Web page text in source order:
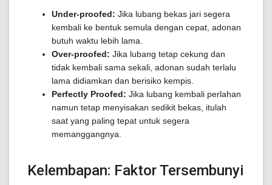
Under-proofed: Jika lubang bekas jari segera
kembali ke bentuk semula dengan cepat, adonan
butuh waktu lebih lama.
Over-proofed: Jika lubang tetap cekung dan
tidak kembali sama sekali, adonan sudah terlalu
lama didiamkan dan berisiko kempis.
Perfectly Proofed: Jika lubang kembali perlahan
namun tetap menyisakan sedikit bekas, itulah
saat yang paling tepat untuk segera
memanggangnya.
Kelembapan: Faktor Tersembunyi